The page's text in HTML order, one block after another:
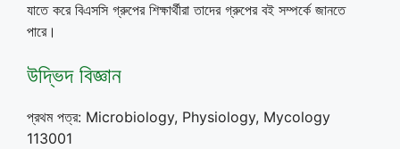
যাতে করে বিএসসি গ্রুপের শিক্ষার্থীরা তাদের গ্রুপের বই সম্পর্কে জানতে
পারে।
উদ্ভিদ বিজ্ঞান
প্রথম পত্র: Microbiology, Physiology, Mycology
113001